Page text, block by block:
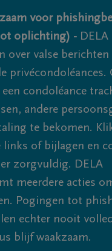
voor
oplichting) -
over valse berichten
privécondoléances.
condoléance
andere
te bekomen.
links of bijlagen en
zorgvuldig. DELA
meerdere acties
Pogingen tot
echter nooit
blijf waakzaam.